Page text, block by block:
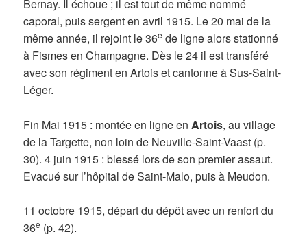
Bernay. Il échoue ; il est tout de même nommé
caporal, puis sergent en avril 1915. Le 20 mai de la
même année, il rejoint le 36e de ligne alors stationné
à Fismes en Champagne. Dès le 24 il est transféré
avec son régiment en Artois et cantonne à Sus-Saint-
Léger.
Fin Mai 1915 : montée en ligne enArtois, au village
de la Targette, non loin de Neuville-Saint-Vaast (p.
30). 4 juin 1915 : blessé lors de son premier assaut.
Evacué sur l’hôpital de Saint-Malo, puis à Meudon.
11 octobre 1915, départ du dépôt avec un renfort du
36e (p. 42).